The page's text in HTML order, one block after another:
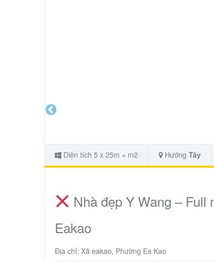
Diện tích 5 x 25m = m2 Hướng Tây
Nhà đẹp Y Wang – Full
Eakao
Địa chỉ: Xã eakao, Phường Ea Kao